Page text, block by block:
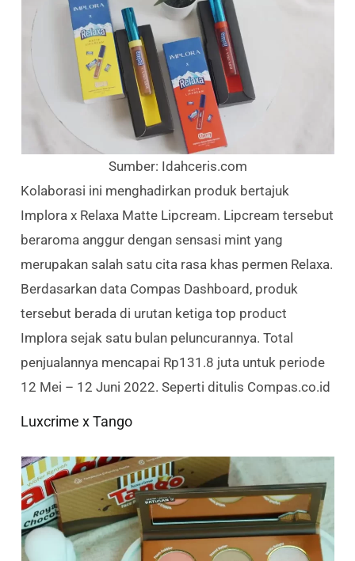
Sumber: Idahceris.com
Kolaborasi ini menghadirkan produk bertajuk
Implora x Relaxa Matte Lipcream. Lipcream tersebut
beraroma anggur dengan sensasi mint yang
merupakan salah satu cita rasa khas permen Relaxa.
Berdasarkan data Compas Dashboard, produk
tersebut berada di urutan ketiga top product
Implora sejak satu bulan peluncurannya. Total
penjualannya mencapai Rp131.8 juta untuk periode
12 Mei – 12 Juni 2022. Seperti ditulis Compas.co.id
Luxcrime x Tango